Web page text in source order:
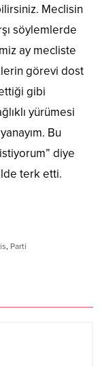
Meclisin
söylemlerde
ay mecliste
görevi dost
gibi
yürümesi
Bu
diye
terk etti.
, Parti